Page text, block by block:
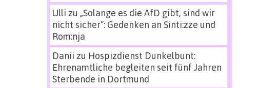
Ulli zu „Solange es die AfD gibt, sind wir
nicht sicher“: Gedenken an Sinti:zze und
Rom:nja
Danii zu Hospizdienst Dunkelbunt:
Ehrenamtliche begleiten seit fünf Jahren
Sterbende in Dortmund